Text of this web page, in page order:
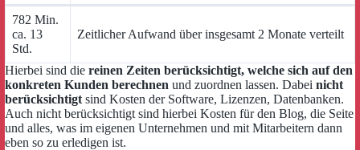
782 Min.
ca. 13
Std.
Zeitlicher Aufwand über insgesamt 2 Monate verteilt
Hierbei sind die reinen Zeiten berücksichtigt, welche sich auf den
konkreten Kunden berechnen und zuordnen lassen. Dabei nicht
berücksichtigt sind Kosten der Software, Lizenzen, Datenbanken.
Auch nicht berücksichtigt sind hierbei Kosten für den Blog, die Seite
und alles, was im eigenen Unternehmen und mit Mitarbeitern dann
eben so zu erledigen ist.